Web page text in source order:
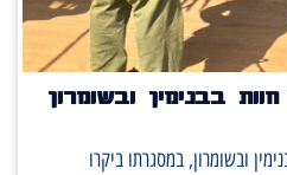
בבנימין ובשומרון
ובשומרון, במסגרתו ביקרו